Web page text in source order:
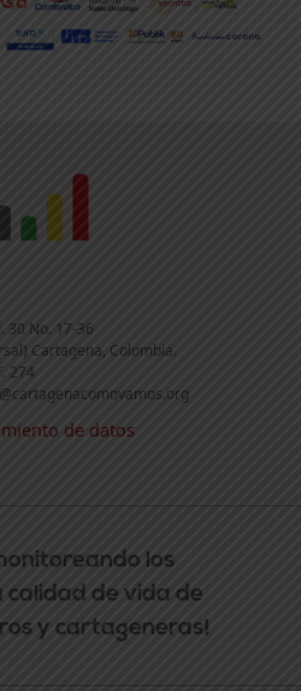
30 No. 17-36
Cartagena, Colombia.
274
de datos
los
calidad de vida de
y cartageneras!